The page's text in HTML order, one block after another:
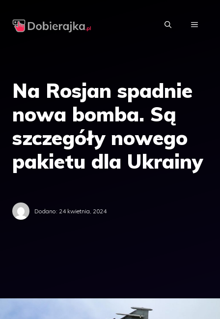
MENU
Na Rosjan spadnie
nowa bomba. Są
szczegóły nowego
pakietu dla Ukrainy
Dodano: 24 kwietnia, 2024